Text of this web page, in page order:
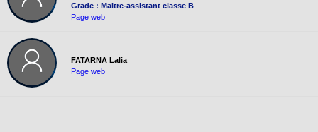
Grade : Maitre-assistant classe B
Page web
FATARNA Lalia
Page web